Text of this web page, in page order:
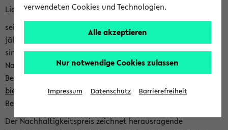
Liebe Studierende,
seit 2023 verleiht das Rektorat der Universität Bielefeld
jährlich den Nachhaltigkeitspreis für Abschlussarbeiten. Sie
sind herzlich eingeladen sich mit Ihrer Abschlussarbeit beim
Nachhaltigkeitsbüro zu bewerben. Bitte nutzen Sie für Ihre
Bewerbung dieses Formular<https://formulare.uni-
bielefeld.de/frontend-server/form/provide/913/>. Die
Bewerbungsfrist endet am 30.09.2026.
Der Nachhaltigkeitspreis zeichnet herausragende
verwendeten Cookies und Technologien.
Alle akzeptieren
Nur notwendige Cookies zulassen
Impressum Datenschutz Barrierefreiheit